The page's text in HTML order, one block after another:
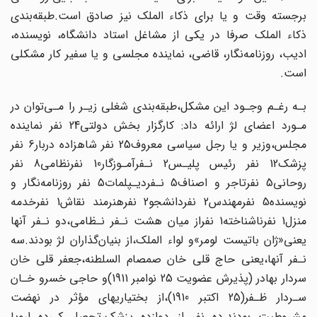
برجسته‌ وقت‌ و یا برای ذکاء الملک نیز صادق است.طبقه‌بندی
ذکاء الملک صرفا در‌ یکی‌ از مشاغل‌ استاد دانشگاه، نویسنده،
ادیب، روزنامه‌نگار، قاضی، نماینده مجلسی و یا سفیر کار مشکلی
است.
بـه‌ رغـم‌ وجـود این مشکل،طبقه‌بندی شغلی زیـر را مـی‌توان در
مـورد اعضای لژ‌ ارائه‌ داد: کارگزار بخش دولتی‌24 نفر نماینده‌
مجلس‌،وزیر‌ و یا رجل سیاسی معروف‌25 نفر شاهزاده‌ دربار‌6 نفر
پزشک‌12 نفر رئیس پلیـس‌2 نـفرآمـوزگار10 نفرنظامی‌8 نفر
روحانی‌‌5 نفر‌تاجر و اصناف‌5 نـفردیـپلمات‌5 نفر‌ روزنامه‌نگار‌ و
نویسنده‌5 نفر‌مهندس‌‌2 نفر‌دانشجو2 نفرهنرمند نقاش‌1 نفرخدمه‌
منزل‌‌1 نفرناشناخته‌1 نفراز میان هشت نـفر نـظامی،دو نـفر آنها
یعنی‌«ژان‌ باتیست لومر»و لواء الملک،از بنیان‌گذاران‌‌ لژ بودند.سه
نـفر‌ آنها‌،یعنی حاج قلی خان صمصام‌ السلطنه‌،جعفر قلی خان
سردار بهادر (پذیرش عضویت 25 نوامبر 1911)و حاجی خسرو خـان‌
سـردار‌ ظـفر(25 اکتبر 1910)،از‌ بختیاریهای‌ مؤثر‌ در نهضت